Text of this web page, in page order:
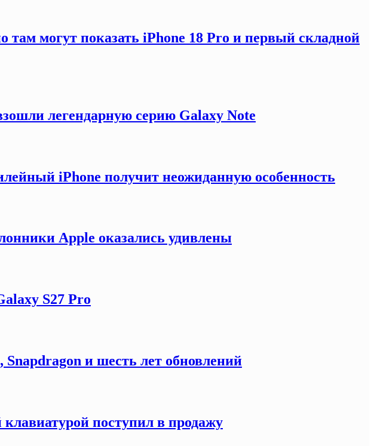
могут показать iPhone 18 Pro и первый складной
легендарную серию Galaxy Note
iPhone получит неожиданную особенность
Apple оказались удивлены
S27 Pro
и шесть лет обновлений
поступил в продажу